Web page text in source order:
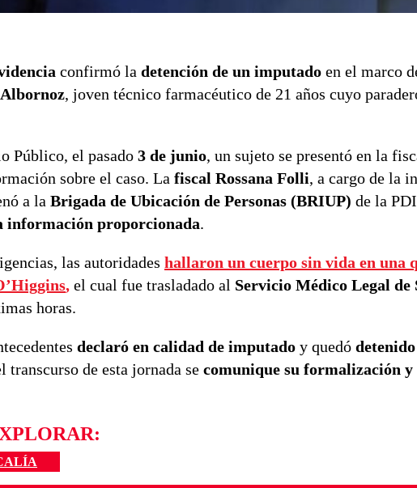
confirmó la detención de un imputado en el marco
, joven técnico farmacéutico de 21 años cuyo
Público, el pasado 3 de junio, un sujeto se presentó en la
sobre el caso. La fiscal Rossana Folli, a cargo de la
a la Brigada de Ubicación de Personas (BRIUP) de la
información proporcionada.
las autoridades hallaron un cuerpo sin vida en una
, el cual fue trasladado al Servicio Médico Legal de
horas.
declaró en calidad de imputado y quedó detenido
transcurso de esta jornada se comunique su formalización y